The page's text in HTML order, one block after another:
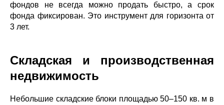
фондов не всегда можно продать быстро, а срок
фонда фиксирован. Это инструмент для горизонта от
3 лет.
Складская и производственная
недвижимость
Небольшие складские блоки площадью 50–150 кв. м в